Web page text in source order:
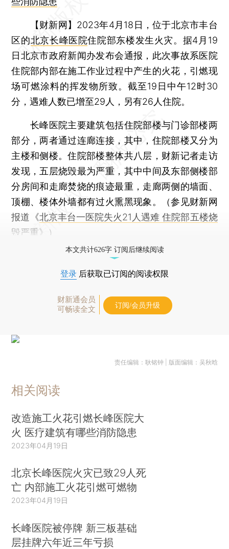
【财新网】 2023年4月18日，位于北京市丰台
区的北京长峰医院住院部东楼发生火灾。据4月19
日北京市政府新闻办发布会通报，此次事故系医院
住院部内部在施工作业过程中产生的火花，引燃现
场可燃涂料的挥发物所致。截至19日中午12时30
分，遇难人数已增至29人，另有26人住院。
长峰医院主要建筑包括住院部楼与门诊部楼两
部分，两者通过连廊连接，其中，住院部楼又分为
主楼和侧楼。住院部楼整体共八层，财新记者走访
发现，五层烧毁最为严重，其中中间及东部侧楼部
分房间和走廊焚烧的痕迹最重，走廊两侧的墙面、
顶棚、楼体外墙都有过火熏黑现象。（参见财新网
报道《北京丰台一医院失火21人遇难 住院部五楼烧
毁严重》）
本文共计626字 订阅后继续阅读
登录 后获取已订阅的阅读权限
财新通会员
可畅读全文
订阅/会员升级
责任编辑：耿铭钟 | 版面编辑：吴秋晗
相关阅读
改造施工火花引燃长峰医院大
火 医疗建筑有哪些消防隐患
2023年04月19日
北京长峰医院火灾已致29人死
亡 内部施工火花引燃可燃物
2023年04月19日
长峰医院被停牌 新三板基础
层挂牌六年近三年亏损